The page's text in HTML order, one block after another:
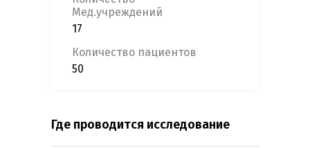
Мед.учреждений
17
Количество пациентов
50
Где проводится исследование